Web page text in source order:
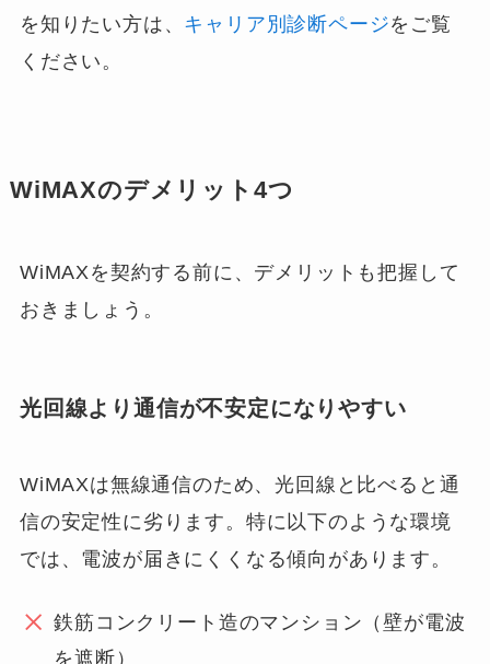
を知りたい方は、 キャリア別診断ページをご覧
ください。
WiMAXのデメリット4つ
WiMAXを契約する前に、デメリットも把握して
おきましょう。
光回線より通信が不安定になりやすい
WiMAXは無線通信のため、光回線と比べると通
信の安定性に劣ります。特に以下のような環境
では、電波が届きにくくなる傾向があります。
鉄筋コンクリート造のマンション（壁が電波
を遮断）